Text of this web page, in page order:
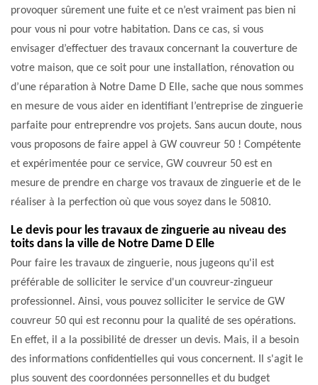
provoquer sûrement une fuite et ce n’est vraiment pas bien ni
pour vous ni pour votre habitation. Dans ce cas, si vous
envisager d’effectuer des travaux concernant la couverture de
votre maison, que ce soit pour une installation, rénovation ou
d’une réparation à Notre Dame D Elle, sache que nous sommes
en mesure de vous aider en identifiant l’entreprise de zinguerie
parfaite pour entreprendre vos projets. Sans aucun doute, nous
vous proposons de faire appel à GW couvreur 50 ! Compétente
et expérimentée pour ce service, GW couvreur 50 est en
mesure de prendre en charge vos travaux de zinguerie et de le
réaliser à la perfection où que vous soyez dans le 50810.
Le devis pour les travaux de zinguerie au niveau des
toits dans la ville de Notre Dame D Elle
Pour faire les travaux de zinguerie, nous jugeons qu'il est
préférable de solliciter le service d'un couvreur-zingueur
professionnel. Ainsi, vous pouvez solliciter le service de GW
couvreur 50 qui est reconnu pour la qualité de ses opérations.
En effet, il a la possibilité de dresser un devis. Mais, il a besoin
des informations confidentielles qui vous concernent. Il s'agit le
plus souvent des coordonnées personnelles et du budget